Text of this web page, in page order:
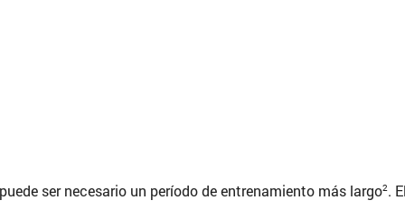
ser necesario un período de entrenamiento más largo2.